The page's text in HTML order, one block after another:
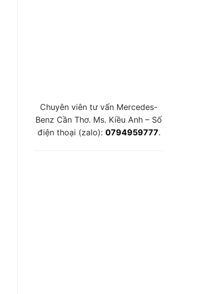
Chuyên viên tư vấn Mercedes-
Benz Cần Thơ. Ms. Kiều Anh – Số
điện thoại (zalo): 0794959777.